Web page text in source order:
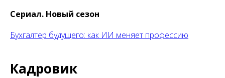
Сериал. Новый сезон
Бухгалтер будущего: как ИИ меняет профессию
Кадровик